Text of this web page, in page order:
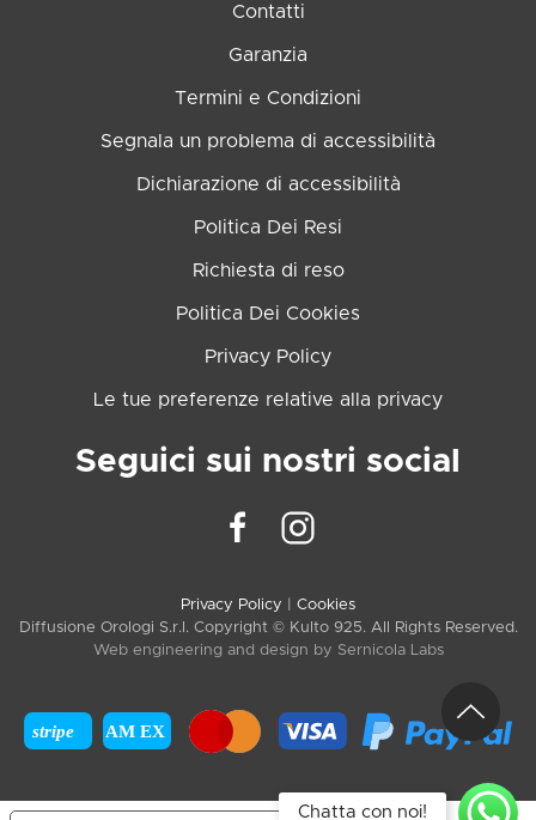
Contatti
Garanzia
Termini e Condizioni
Segnala un problema di accessibilità
Dichiarazione di accessibilità
Politica Dei Resi
Richiesta di reso
Politica Dei Cookies
Privacy Policy
Le tue preferenze relative alla privacy
Seguici sui nostri social
Privacy Policy
Cookies
Diffusione Orologi S.r.l. Copyright © Kulto 925. All Rights Reserved.
Web engineering and design by Sernicola Labs
stripe AM EX
Chatta con noi!